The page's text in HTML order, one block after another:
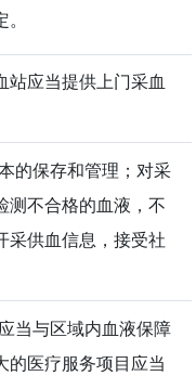
站应当提供上门采血
的保存和管理；对采
测不合格的血液，不
采供血信息，接受社
当与区域内血液保障
的医疗服务项目应当